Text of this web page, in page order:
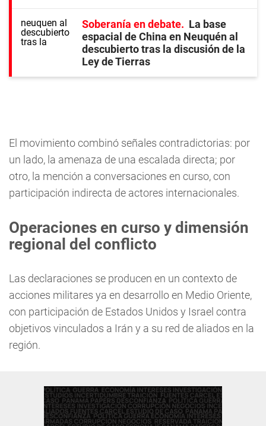
Soberanía en debate
La base
espacial de China en Neuquén al
descubierto tras la discusión de la
Ley de Tierras
El movimiento combinó señales contradictorias: por
un lado, la amenaza de una escalada directa; por
otro, la mención a conversaciones en curso, con
participación indirecta de actores internacionales.
Operaciones en curso y dimensión
regional del conflicto
Las declaraciones se producen en un contexto de
acciones militares ya en desarrollo en Medio Oriente,
con participación de Estados Unidos y Israel contra
objetivos vinculados a Irán y a su red de aliados en la
región.